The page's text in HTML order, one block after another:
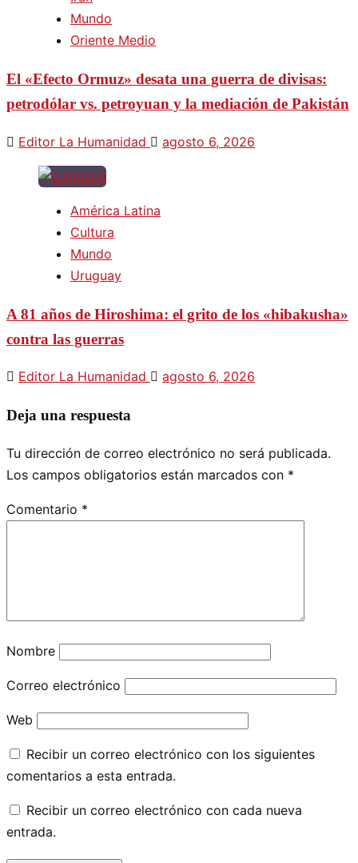
Mundo
Oriente Medio
El «Efecto Ormuz» desata una guerra de divisas:
petrodólar vs. petroyuan y la mediación de Pakistán
Editor La Humanidad agosto 6, 2026
América Latina
Cultura
Mundo
Uruguay
A 81 años de Hiroshima: el grito de los «hibakusha»
contra las guerras
Editor La Humanidad agosto 6, 2026
Deja una respuesta
Tu dirección de correo electrónico no será publicada.
Los campos obligatorios están marcados con *
Comentario *
Nombre
Correo electrónico
Web
Recibir un correo electrónico con los siguientes
comentarios a esta entrada.
Recibir un correo electrónico con cada nueva
entrada.